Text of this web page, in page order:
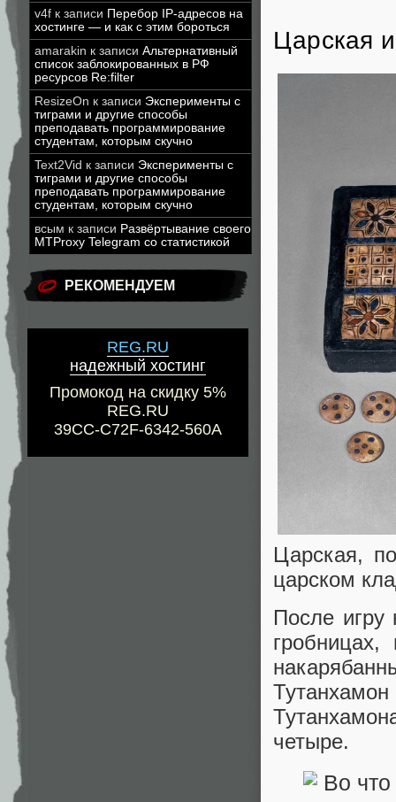
v4f к записи Перебор IP-адресов на
хостинге — и как с этим бороться
amarakin к записи Альтернативный
список заблокированных в РФ
ресурсов Re:filter
ResizeOn к записи Эксперименты с
тиграми и другие способы
преподавать программирование
студентам, которым скучно
Text2Vid к записи Эксперименты с
тиграми и другие способы
преподавать программирование
студентам, которым скучно
всым к записи Развёртывание своего
MTProxy Telegram со статистикой
РЕКОМЕНДУЕМ
REG.RU
надежный хостинг
Промокод на скидку 5%
REG.RU
39CC-C72F-6342-560A
Царская
Царская,
царском
После игру
четыре.